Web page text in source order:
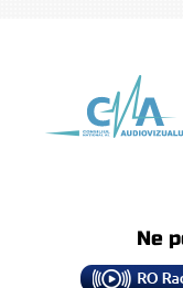
Ne